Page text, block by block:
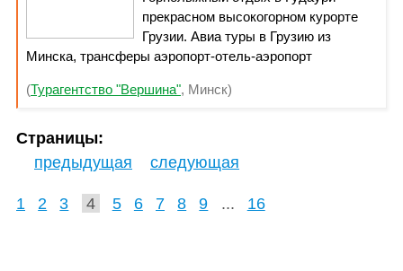
прекрасном высокогорном курорте
Грузии. Авиа туры в Грузию из
Минска, трансферы аэропорт-отель-аэропорт
отдыха. Дополнительно предлагаем 2-5 дней в
ужином, трансферами, 7 ночей в отеле 3*- от 2900 BYN/
(Турагентство "Вершина", Минск)
Страницы:
предыдущая следующая
1 2 3 4 5 6 7 8 9 ... 16